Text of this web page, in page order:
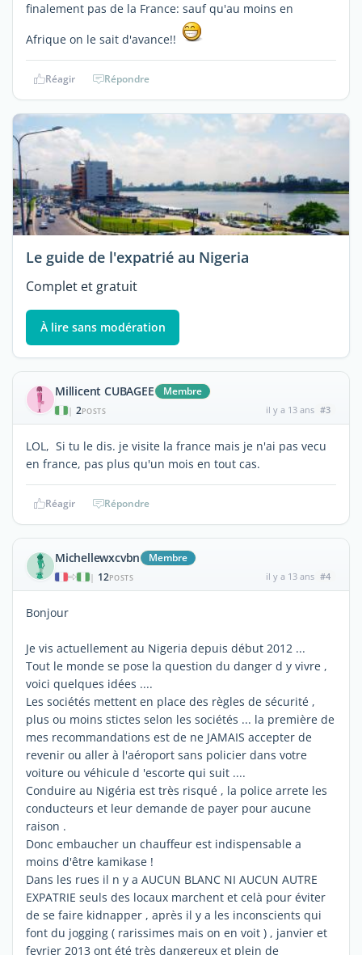
finalement pas de la France: sauf qu'au moins en
Afrique on le sait d'avance!!
Réagir Répondre
Le guide de l'expatrié au Nigeria
Complet et gratuit
À lire sans modération
Millicent CUBAGEE Membre
| 2POSTS il y a 13 ans #3
LOL, Si tu le dis. je visite la france mais je n'ai pas vecu
en france, pas plus qu'un mois en tout cas.
Réagir Répondre
Michellewxcvbn Membre
| 12POSTS il y a 13 ans #4
Bonjour
Je vis actuellement au Nigeria depuis début 2012 ...
Tout le monde se pose la question du danger d y vivre ,
voici quelques idées ....
Les sociétés mettent en place des règles de sécurité ,
plus ou moins stictes selon les sociétés ... la première de
mes recommandations est de ne JAMAIS accepter de
revenir ou aller à l'aéroport sans policier dans votre
voiture ou véhicule d 'escorte qui suit ....
Conduire au Nigéria est très risqué , la police arrete les
conducteurs et leur demande de payer pour aucune
raison .
Donc embaucher un chauffeur est indispensable a
moins d'être kamikase !
Dans les rues il n y a AUCUN BLANC NI AUCUN AUTRE
EXPATRIE seuls des locaux marchent et celà pour éviter
de se faire kidnapper , après il y a les inconscients qui
font du jogging ( rarissimes mais on en voit ) , janvier et
fevrier 2013 ont été très dangereux et plein de